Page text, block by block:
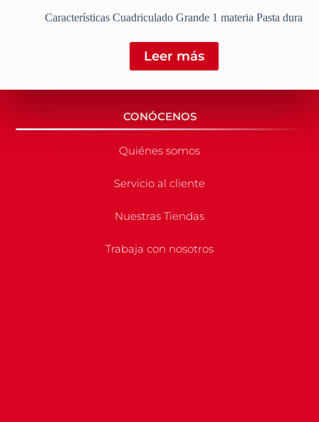
Características Cuadriculado Grande 1 materia Pasta dura
Leer más
CONÓCENOS
Quiénes somos
Servicio al cliente
Nuestras Tiendas
Trabaja con nosotros